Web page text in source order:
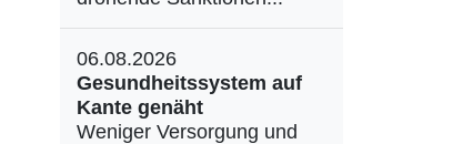
06.08.2026
Gesundheitssystem auf
Kante genäht
Weniger Versorgung und